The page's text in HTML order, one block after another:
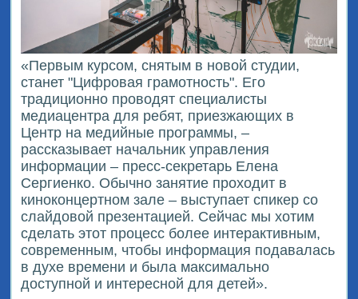
«Первым курсом, снятым в новой студии,
станет "Цифровая грамотность". Его
традиционно проводят специалисты
медиацентра для ребят, приезжающих в
Центр на медийные программы, –
рассказывает начальник управления
информации – пресс-секретарь Елена
Сергиенко. Обычно занятие проходит в
киноконцертном зале – выступает спикер со
слайдовой презентацией. Сейчас мы хотим
сделать этот процесс более интерактивным,
современным, чтобы информация подавалась
в духе времени и была максимально
доступной и интересной для детей».